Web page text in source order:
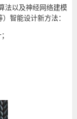
法以及神经网络建模
）智能设计新方法：